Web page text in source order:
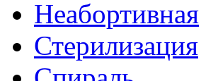
Неабортивная
Стерилизация